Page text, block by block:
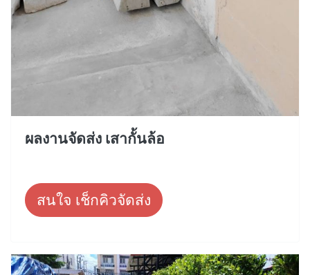
ผลงานจัดส่ง เสากั้นล้อ
สนใจ เช็กคิวจัดส่ง